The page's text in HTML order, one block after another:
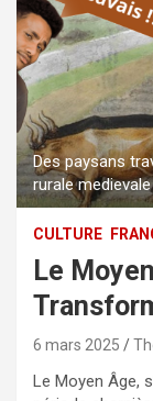
Des paysans
rurale medievale
CULTURE
Le
6 mars 2025
Le Moyen Âge,